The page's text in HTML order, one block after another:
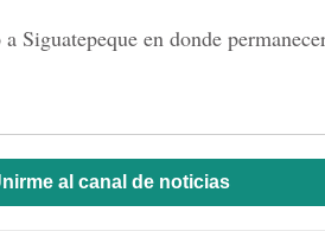
Siguatepeque en donde
al canal de noticias